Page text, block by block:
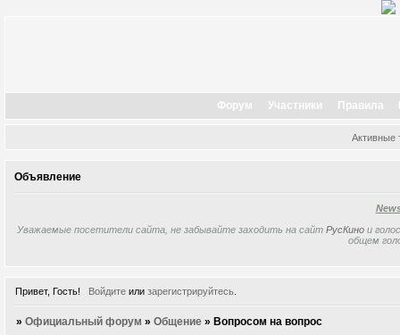
Форум Участники Правила
Активные
Объявление
Уважаемые посетители сайта, не забывайте заходить на сайт РусКино и
общем
Привет, Гость! Войдитеили зарегистрируйтесь.
»Официальный форум »Общение »Вопросом на вопрос